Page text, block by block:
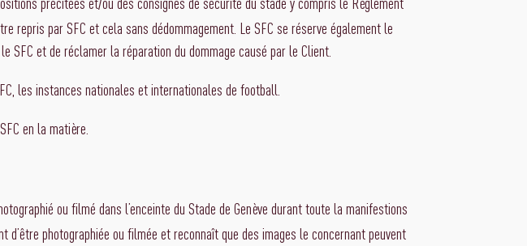
repris par SFC et cela sans dédommagement. Le SFC se réserve également le
et de réclamer la réparation du dommage causé par le Client.
les instances nationales et internationales de football.
en la matière.
ou filmé dans l’enceinte du Stade de Genève durant toute la manifestions
photographiée ou filmée et reconnaît que des images le concernant peuvent